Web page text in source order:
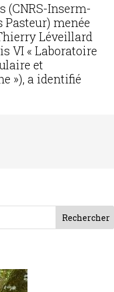
(CNRS-Inserm-
menée
Léveillard
VI « Laboratoire
et
»), a identifié